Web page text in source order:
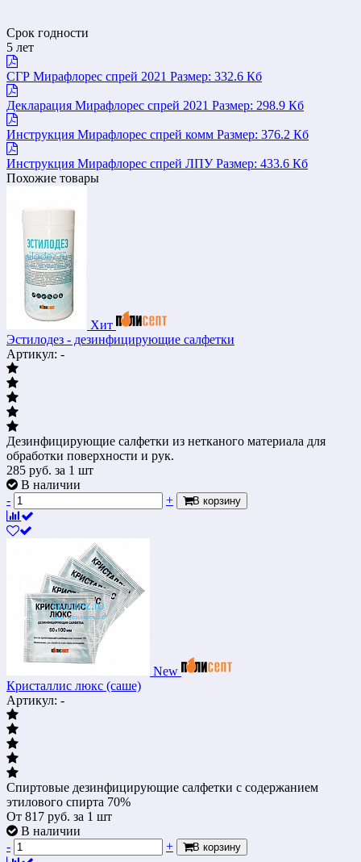
Срок годности
5 лет
СГР Мирафлорес спрей 2021 Размер: 332.6 Кб
Декларация Мирафлорес спрей 2021 Размер: 298.9 Кб
Инструкция Мирафлорес спрей комм Размер: 376.2 Кб
Инструкция Мирафлорес спрей ЛПУ Размер: 433.6 Кб
Похожие товары
Хит
Эстилодез - дезинфицирующие салфетки
Артикул: -
Дезинфицирующие салфетки из нетканого материала для
обработки поверхности и рук.
285 руб. за 1 шт
В наличии
-
+ В корзину
New
Кристаллис люкс (саше)
Артикул: -
Спиртовые дезинфицирующие салфетки с содержанием
этилового спирта 70%
От 817 руб. за 1 шт
В наличии
-
+ В корзину